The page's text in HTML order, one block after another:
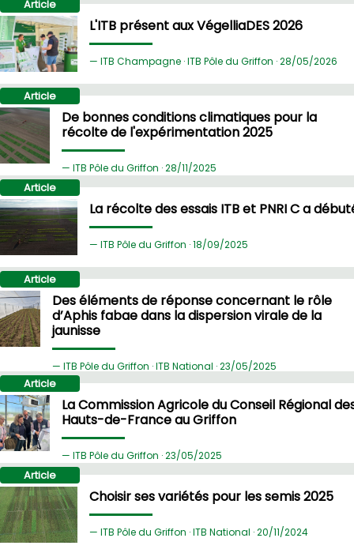
Article
L'ITB présent aux VégelliaDES 2026
ITB Champagne · ITB Pôle du Griffon ·28/05/2026
Article
De bonnes conditions climatiques pour la
récolte de l'expérimentation 2025
ITB Pôle du Griffon ·28/11/2025
Article
La récolte des essais ITB et PNRI C a
ITB Pôle du Griffon ·18/09/2025
Article
Des éléments de réponse concernant le rôle
d’Aphis fabae dans la dispersion virale de la
jaunisse
ITB Pôle du Griffon · ITB National ·23/05/2025
Article
La Commission Agricole du Conseil Régional
Hauts-de-France au Griffon
ITB Pôle du Griffon ·23/05/2025
Article
Choisir ses variétés pour les semis 2025
ITB Pôle du Griffon · ITB National ·20/11/2024